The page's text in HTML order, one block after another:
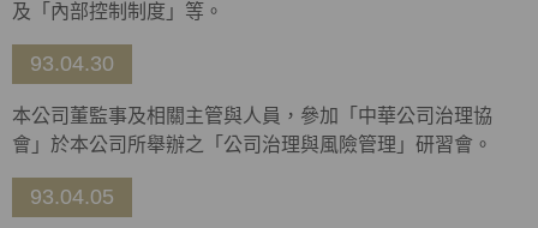
及「內部控制制度」等。
93.04.30
本公司董監事及相關主管與人員，參加「中華公司治理協
會」於本公司所舉辦之「公司治理與風險管理」研習會。
93.04.05